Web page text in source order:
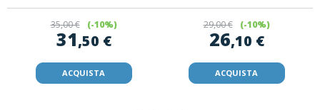
35,00 € (-10%)
31,50 €
29,00 € (-10%)
26,10 €